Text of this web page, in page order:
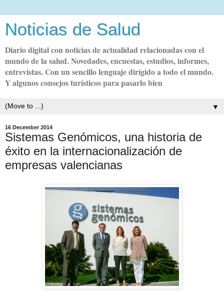
Noticias de Salud
Diario digital con noticias de actualidad relacionadas con el
mundo de la salud. Novedades, encuestas, estudios, informes,
entrevistas. Con un sencillo lenguaje dirigido a todo el mundo.
Y algunos consejos turísticos para pasarlo bien
▼
16 December 2014
Sistemas Genómicos, una historia de
éxito en la internacionalización de
empresas valencianas